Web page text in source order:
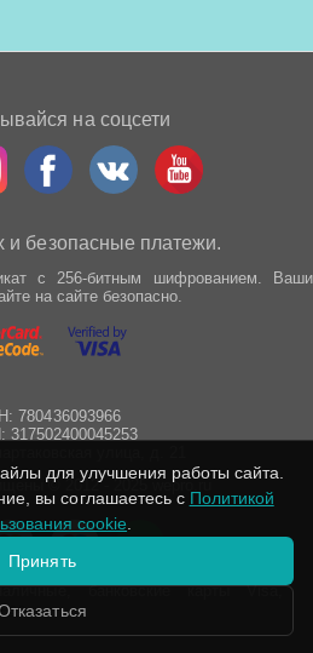
на соцсети
и безопасные платежи.
с 256-битным шифрованием. Ваши
на сайте безопасно.
780436093966
317502400045253
© 2012 - 2025 wepro.ru
банковские карты Visa,
для улучшения работы сайта.
вы соглашаетесь с Политикой
cookie
Принять